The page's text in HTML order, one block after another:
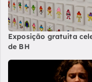
Exposição gratuita
de BH